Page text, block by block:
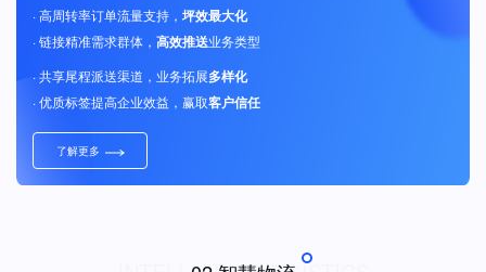
· 高周转率订单流量支持， 坪效最大化
· 链接精准需求群体， 高效推送业务类型
· 共享尾程派送渠道，业务拓展多样化
· 优质标签提高企业效益，赢取客户信任
了解更多